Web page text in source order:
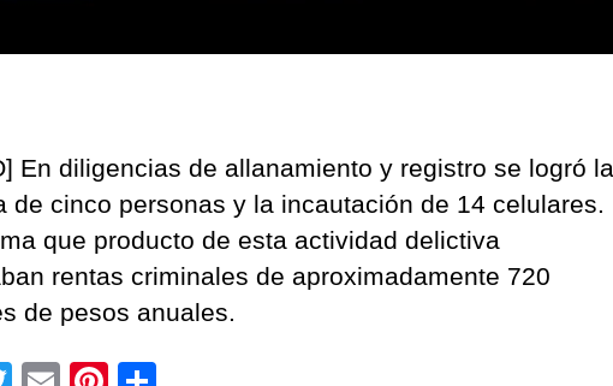
En diligencias de allanamiento y registro se logró la
de cinco personas y la incautación de 14 celulares.
que producto de esta actividad delictiva
rentas criminales de aproximadamente 720
de pesos anuales.